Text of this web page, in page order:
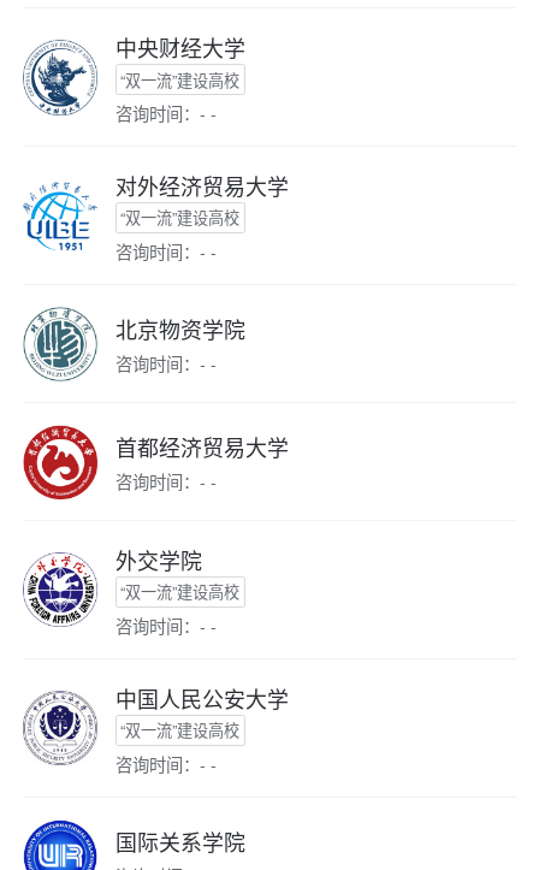
中央财经大学
“双一流”建设高校
咨询时间：- -
对外经济贸易大学
“双一流”建设高校
咨询时间：- -
北京物资学院
咨询时间：- -
首都经济贸易大学
咨询时间：- -
外交学院
“双一流”建设高校
咨询时间：- -
中国人民公安大学
“双一流”建设高校
咨询时间：- -
国际关系学院